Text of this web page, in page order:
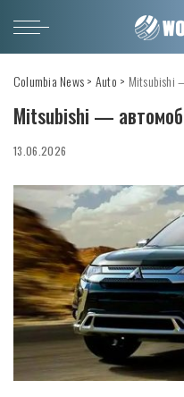
Columbia News> Auto > Mitsubishi
Mitsubishi —
13.06.2026